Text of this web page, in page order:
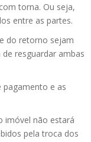
com torna. Ou seja,
entre as partes.
do retorno sejam
resguardar ambas
pagamento e as
imóvel não estará
pela troca dos